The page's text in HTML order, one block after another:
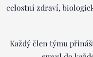
celostní zdraví,
Každý člen týmu